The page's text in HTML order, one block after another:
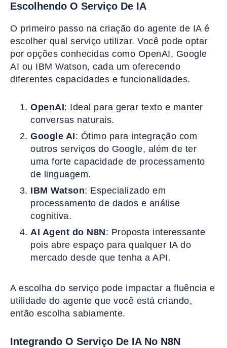
Escolhendo O Serviço De IA
O primeiro passo na criação do agente de IA é
escolher qual serviço utilizar. Você pode optar
por opções conhecidas como OpenAI, Google
AI ou IBM Watson, cada um oferecendo
diferentes capacidades e funcionalidades.
OpenAI: Ideal para gerar texto e manter
conversas naturais.
Google AI: Ótimo para integração com
outros serviços do Google, além de ter
uma forte capacidade de processamento
de linguagem.
IBM Watson: Especializado em
processamento de dados e análise
cognitiva.
AI Agent do N8N: Proposta interessante
pois abre espaço para qualquer IA do
mercado desde que tenha a API.
A escolha do serviço pode impactar a fluência e
utilidade do agente que você está criando,
então escolha sabiamente.
Integrando O Serviço De IA No N8N